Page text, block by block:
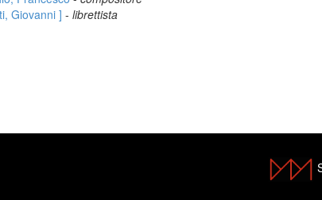
Giovanni ] - librettista